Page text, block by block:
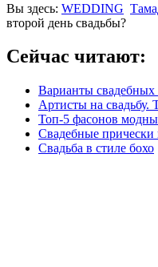
Вы здесь: WEDDING
второй день свадьбы?
Сейчас читают:
Варианты свадебных
Артисты на свадьбу.
Топ-5 фасонов
Свадебные прически
Свадьба в стиле бохо